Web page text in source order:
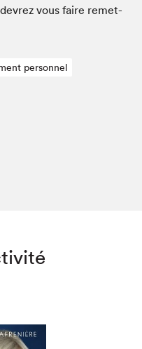
devrez vous faire remet­
personnel